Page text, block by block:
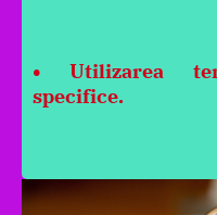
• Utilizarea
specifice.